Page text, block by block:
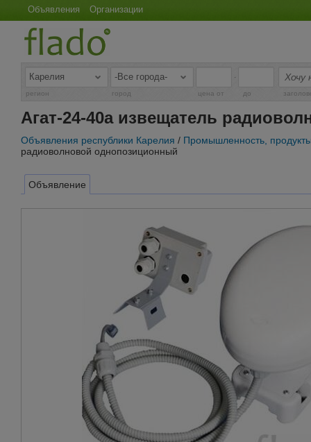
Объявления Организации
-
регион город цена от до
Агат-24-40а извещатель
Объявления республики Карелия / Промышленность,
радиоволновой однопозиционный
Объявление